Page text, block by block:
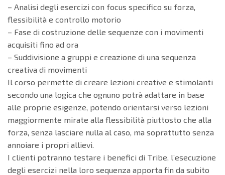
– Analisi degli esercizi con focus specifico su forza,
flessibilità e controllo motorio
– Fase di costruzione delle sequenze con i movimenti
acquisiti fino ad ora
– Suddivisione a gruppi e creazione di una sequenza
creativa di movimenti
Il corso permette di creare lezioni creative e stimolanti
secondo una logica che ognuno potrà adattare in base
alle proprie esigenze, potendo orientarsi verso lezioni
maggiormente mirate alla flessibilità piuttosto che alla
forza, senza lasciare nulla al caso, ma soprattutto senza
annoiare i propri allievi.
I clienti potranno testare i benefici di Tribe, l’esecuzione
degli esercizi nella loro sequenza apporta fin da subito